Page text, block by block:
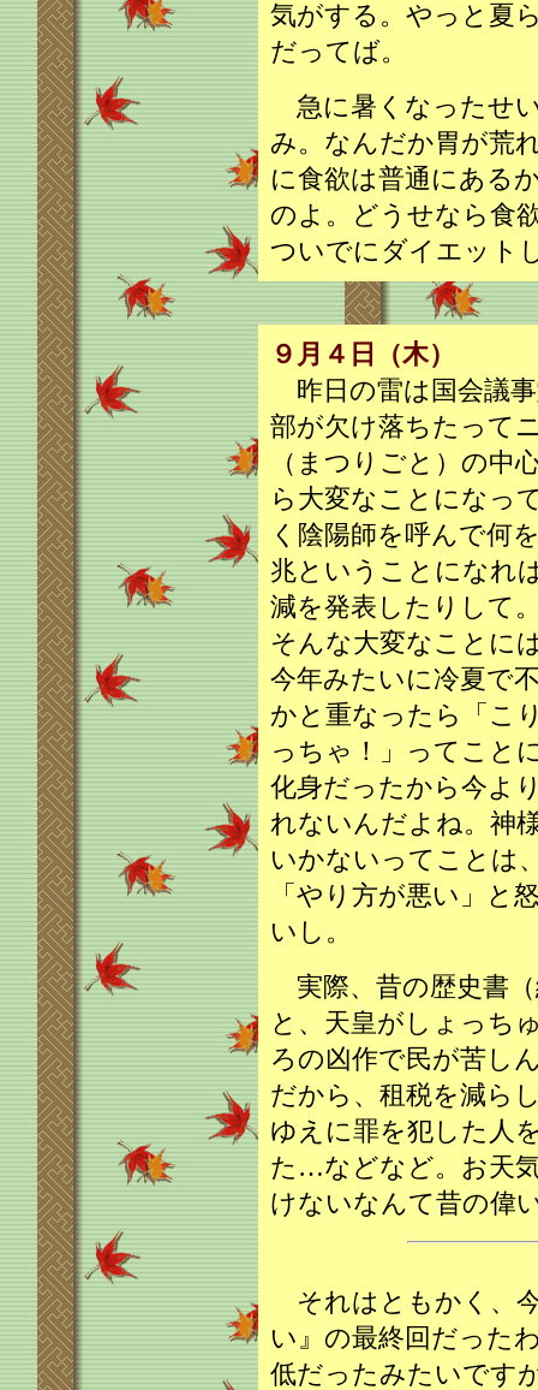
気がする。やっと夏
だってば。
急に暑くなったせ
み。なんだか胃が荒
に食欲は普通にある
のよ。どうせなら食
ついでにダイエット
９月４日（木）
昨日の雷は国会議
部が欠け落ちたって
（まつりごと）の中
ら大変なことになっ
く陰陽師を呼んで何
兆ということになれ
減を発表したりして
そんな大変なことに
今年みたいに冷夏で
かと重なったら「こ
っちゃ！」ってこと
化身だったから今よ
れないんだよね。神
いかないってことは
「やり方が悪い」と
いし。
実際、昔の歴史書
と、天皇がしょっち
ろの凶作で民が苦し
だから、租税を減ら
ゆえに罪を犯した人
た…などなど。お天
けないなんて昔の偉
それはともかく、
い』の最終回だった
低だったみたいです